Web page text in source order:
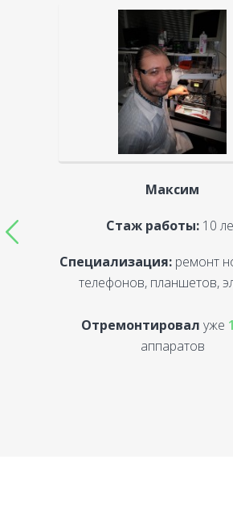
Максим
Стаж работы:10
Специализация:ремонт
телефонов, планшетов,
Отремонтировал уже
аппаратов